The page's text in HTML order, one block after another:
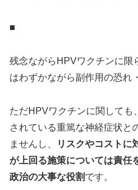
■
残念ながらHPVワクチンに限
はわずかながら副作用の恐れ
ただHPVワクチンに関しても
されている重篤な神経症状と
ませんし、
リスクやコストに
が上回る施策については責任
政治の大事な役割です。